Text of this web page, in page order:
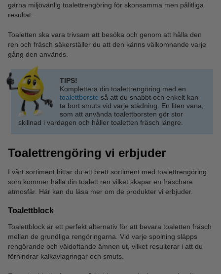
gärna miljövänlig toalettrengöring för skonsamma men pålitliga
resultat.
Toaletten ska vara trivsam att besöka och genom att hålla den
ren och fräsch säkerställer du att den känns välkomnande varje
gång den används.
TIPS!
Komplettera din toalettrengöring med en
toalettborste så att du snabbt och enkelt kan
ta bort smuts vid varje städning. En liten vana,
som att använda toalettborsten gör stor
skillnad i vardagen och håller toaletten fräsch längre.
Toalettrengöring vi erbjuder
I vårt sortiment hittar du ett brett sortiment med toalettrengöring
som kommer hålla din toalett ren vilket skapar en fräschare
atmosfär. Här kan du läsa mer om de produkter vi erbjuder.
Toalettblock
Toalettblock är ett perfekt alternativ för att bevara toaletten fräsch
mellan de grundliga rengöringarna. Vid varje spolning släpps
rengörande och väldoftande ämnen ut, vilket resulterar i att du
förhindrar kalkavlagringar och smuts.